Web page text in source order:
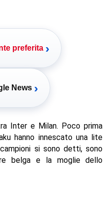
preferita ›
News ›
Inter e Milan. Poco prima
hanno innescato una lite
si sono detti, sono
belga e la moglie dello